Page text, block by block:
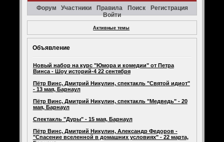
Форум Участники Правила Поиск
Регистрация
Войти
Активные темы
Объявление
Новый набор на курс "Юмора и комедии" от Петра
Винса - Шоу историй-4 22 сентября
Пётр Винс, Дмитрий Никулин, спектакль "Святой идиот"
- 13 мая, Барнаул
Пётр Винс, Дмитрий Никулин, спектакль "Медведь" - 20
мая, Барнаул
Спектакль "Дуры" - 15 мая, Барнаул
Пётр Винс, Дмитрий Никулин, Александр Федоров -
"Спасение вселенной в домашних условиях" - 22 марта,